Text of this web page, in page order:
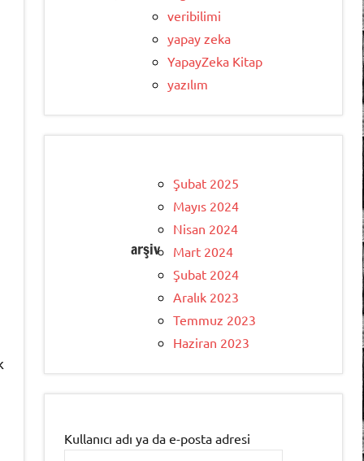
veribilimi
yapay zeka
YapayZeka Kitap
yazılım
arşiv
Şubat 2025
Mayıs 2024
Nisan 2024
Mart 2024
Şubat 2024
Aralık 2023
Temmuz 2023
Haziran 2023
Kullanıcı adı ya da e-posta adresi